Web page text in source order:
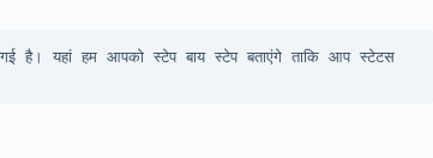
है। यहां हम आपको स्टेप बाय स्टेप बताएंगे ताकि आप स्टेटस